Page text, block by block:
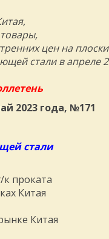
цен на
стали в апреле
2023 года, №171
стали
проката
Китая
Китая